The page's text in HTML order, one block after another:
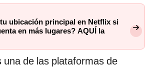
ubicación principal en Netflix si
en más lugares? AQUÍ la
una de las plataformas de